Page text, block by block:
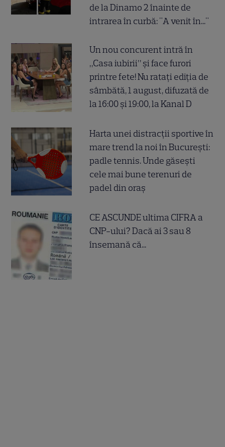
de la Dinamo 2 înainte de
intrarea în curbă: "A venit în..."
Un nou concurent intră în
„Casa iubirii” și face furori
printre fete! Nu ratați ediția de
sâmbătă, 1 august, difuzată de
la 16:00 și 19:00, la Kanal D
Harta unei distracții sportive în
mare trend la noi în București:
padle tennis. Unde găsești
cele mai bune terenuri de
padel din oraș
CE ASCUNDE ultima CIFRA a
CNP-ului? Dacă ai 3 sau 8
însemană că...